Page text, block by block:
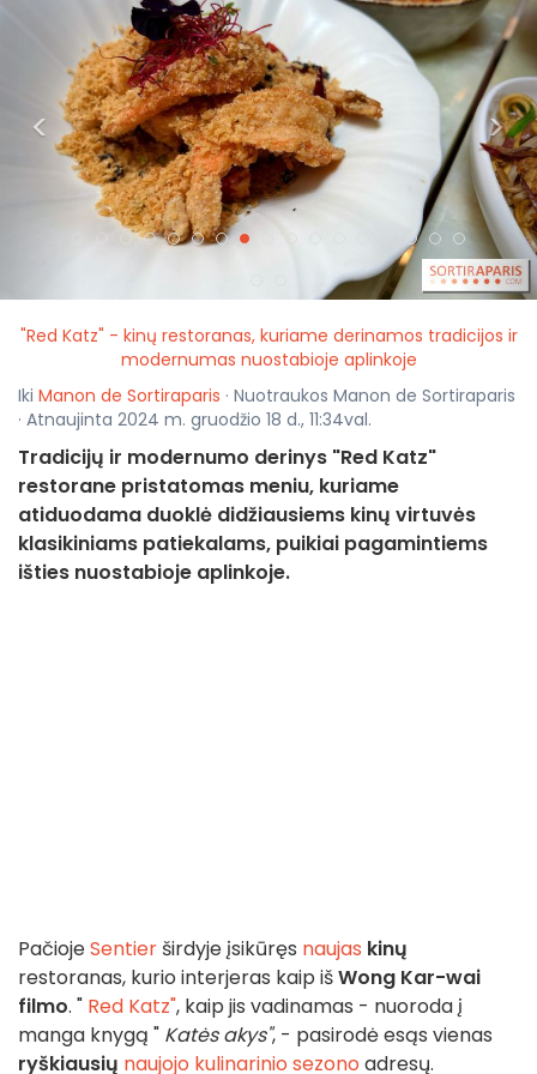
< >
"Red Katz" - kinų restoranas, kuriame derinamos tradicijos ir
modernumas nuostabioje aplinkoje
Iki Manon de Sortiraparis · Nuotraukos Manon de Sortiraparis
· Atnaujinta 2024 m. gruodžio 18 d., 11:34val.
Tradicijų ir modernumo derinys "Red Katz"
restorane pristatomas meniu, kuriame
atiduodama duoklė didžiausiems kinų virtuvės
klasikiniams patiekalams, puikiai pagamintiems
išties nuostabioje aplinkoje.
PačiojeSentier širdyje įsikūręs naujas kinų
restoranas, kurio interjeras kaip išWong Kar-wai
filmo. " Red Katz", kaip jis vadinamas - nuoroda į
manga knygą " Katės akys", - pasirodė esąs vienas
ryškiausių naujojo kulinarinio sezono adresų.